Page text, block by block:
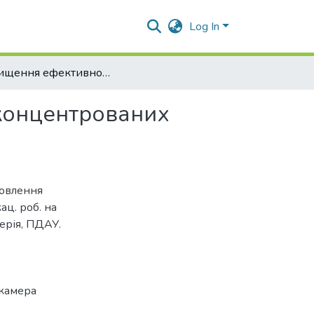
Log In
Підвищення ефективності процесу виготовлення концентрованих кормів для відгодівлі ВРХ
роб. на
ПДАУ.